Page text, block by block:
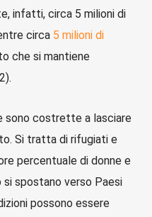
infatti, circa 5 milioni di
circa 5 milioni di
che si mantiene
sono costrette a lasciare
Si tratta di rifugiati e
percentuale di donne e
si spostano verso Paesi
possono essere